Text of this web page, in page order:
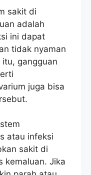
sakit di
adalah
ini dapat
tidak nyaman
gangguan
juga bisa
atau infeksi
sakit di
kemaluan. Jika